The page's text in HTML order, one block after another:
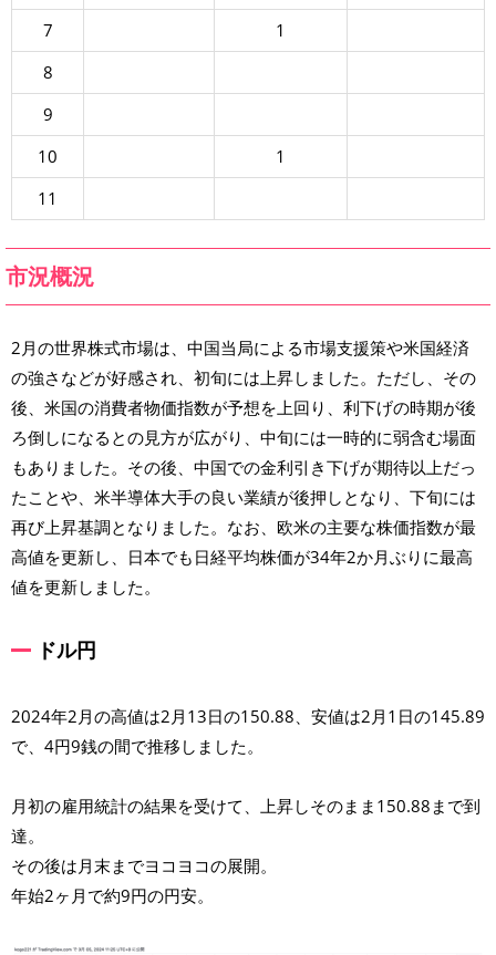
7
1
8
9
10
1
11
市況概況
2月の世界株式市場は、中国当局による市場支援策や米国経済
の強さなどが好感され、初旬には上昇しました。ただし、その
後、米国の消費者物価指数が予想を上回り、利下げの時期が後
ろ倒しになるとの見方が広がり、中旬には一時的に弱含む場面
もありました。その後、中国での金利引き下げが期待以上だっ
たことや、米半導体大手の良い業績が後押しとなり、下旬には
再び上昇基調となりました。なお、欧米の主要な株価指数が最
高値を更新し、日本でも日経平均株価が34年2か月ぶりに最高
値を更新しました。
ドル円
2024年2月の高値は2月13日の150.88、安値は2月1日の145.89
で、4円9銭の間で推移しました。
月初の雇用統計の結果を受けて、上昇しそのまま150.88まで到
達。
その後は月末までヨコヨコの展開。
年始2ヶ月で約9円の円安。